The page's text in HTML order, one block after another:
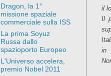
il
Il
in
Dragon, la 1°
missione spaziale
commerciale sulla ISS
La prima Soyuz
Russa dallo
spazioporto Europeo
L'Universo accelera,
premio Nobel 2011